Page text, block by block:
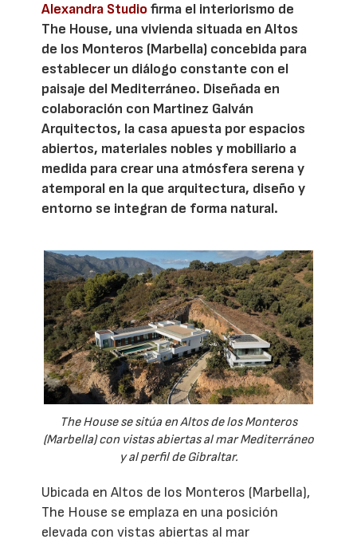
Alexandra Studio firma el interiorismo de
The House, una vivienda situada en Altos
de los Monteros (Marbella) concebida para
establecer un diálogo constante con el
paisaje del Mediterráneo. Diseñada en
colaboración con Martinez Galván
Arquitectos, la casa apuesta por espacios
abiertos, materiales nobles y mobiliario a
medida para crear una atmósfera serena y
atemporal en la que arquitectura, diseño y
entorno se integran de forma natural.
The House se sitúa en Altos de los Monteros
(Marbella) con vistas abiertas al mar Mediterráneo
y al perfil de Gibraltar.
Ubicada en Altos de los Monteros (Marbella),
The House se emplaza en una posición
elevada con vistas abiertas al mar